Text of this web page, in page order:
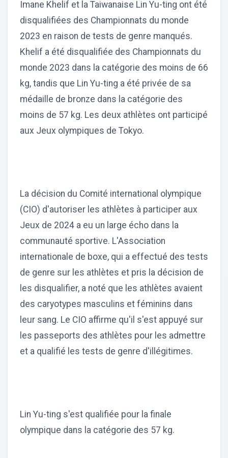
Imane Khelif et la Taiwanaise Lin Yu-ting ont été
disqualifiées des Championnats du monde
2023 en raison de tests de genre manqués.
Khelif a été disqualifiée des Championnats du
monde 2023 dans la catégorie des moins de 66
kg, tandis que Lin Yu-ting a été privée de sa
médaille de bronze dans la catégorie des
moins de 57 kg. Les deux athlètes ont participé
aux Jeux olympiques de Tokyo.
La décision du Comité international olympique
(CIO) d'autoriser les athlètes à participer aux
Jeux de 2024 a eu un large écho dans la
communauté sportive. L'Association
internationale de boxe, qui a effectué des tests
de genre sur les athlètes et pris la décision de
les disqualifier, a noté que les athlètes avaient
des caryotypes masculins et féminins dans
leur sang. Le CIO affirme qu'il s'est appuyé sur
les passeports des athlètes pour les admettre
et a qualifié les tests de genre d'illégitimes.
Lin Yu-ting s'est qualifiée pour la finale
olympique dans la catégorie des 57 kg.